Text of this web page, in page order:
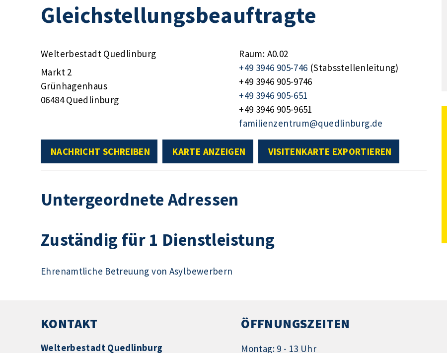
Gleichstellungsbeauftragte
Welterbestadt Quedlinburg
Markt 2
Grünhagenhaus
06484 Quedlinburg
Raum: A0.02
+49 3946 905-746 (Stabsstellenleitung)
+49 3946 905-9746
+49 3946 905-651
+49 3946 905-9651
familienzentrum@quedlinburg.de
NACHRICHT SCHREIBEN KARTE ANZEIGEN VISITENKARTE EXPORTIEREN
Untergeordnete Adressen
Zuständig für 1 Dienstleistung
Ehrenamtliche Betreuung von Asylbewerbern
KONTAKT
Welterbestadt Quedlinburg
ÖFFNUNGSZEITEN
Montag: 9 - 13 Uhr